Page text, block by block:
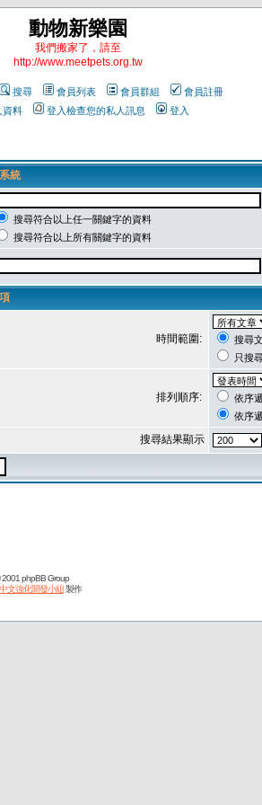
動物新樂園
我們搬家了，請至
http://www.meetpets.org.tw
搜尋 會員列表 會員群組
會員註冊
資料
登入檢查您的私人訊息 登入
統
搜尋符合以上任一關鍵字的資料
搜尋符合以上所有關鍵字的資料
時間範圍:
搜尋
只搜
排列順序:
依序
依序
搜尋結果顯示
2001 phpBB Group
文強化開發小組製作